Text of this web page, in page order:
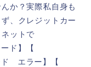
か？実際私自身も
、クレジットカー
ットで
ド】【
ド エラー】【